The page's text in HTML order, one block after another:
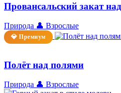
Провансальский закат
Природа 👤 Взрослые
💎 Премиум
Полёт над полями
Природа 👤 Взрослые